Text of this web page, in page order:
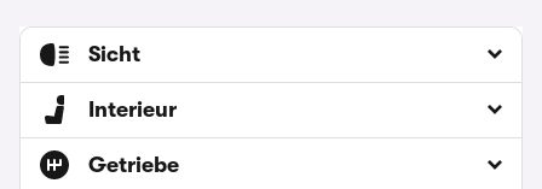
Sicht
Interieur
Getriebe